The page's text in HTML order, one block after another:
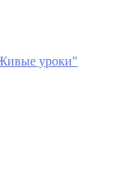
уроки"